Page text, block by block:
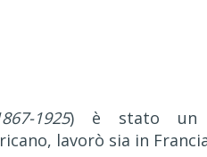
1925) è stato un
lavorò sia in